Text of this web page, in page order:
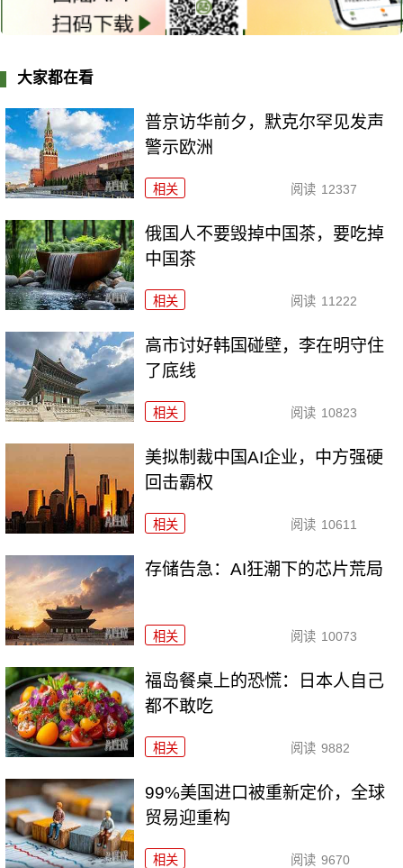
大家都在看
普京访华前夕，默克尔罕见发声
警示欧洲
相关 阅读 12337
俄国人不要毁掉中国茶，要吃掉
中国茶
相关 阅读 11222
高市讨好韩国碰壁，李在明守住
了底线
相关 阅读 10823
美拟制裁中国AI企业，中方强硬
回击霸权
相关 阅读 10611
存储告急：AI狂潮下的芯片荒局
相关 阅读 10073
福岛餐桌上的恐慌：日本人自己
都不敢吃
相关 阅读 9882
99%美国进口被重新定价，全球
贸易迎重构
相关 阅读 9670